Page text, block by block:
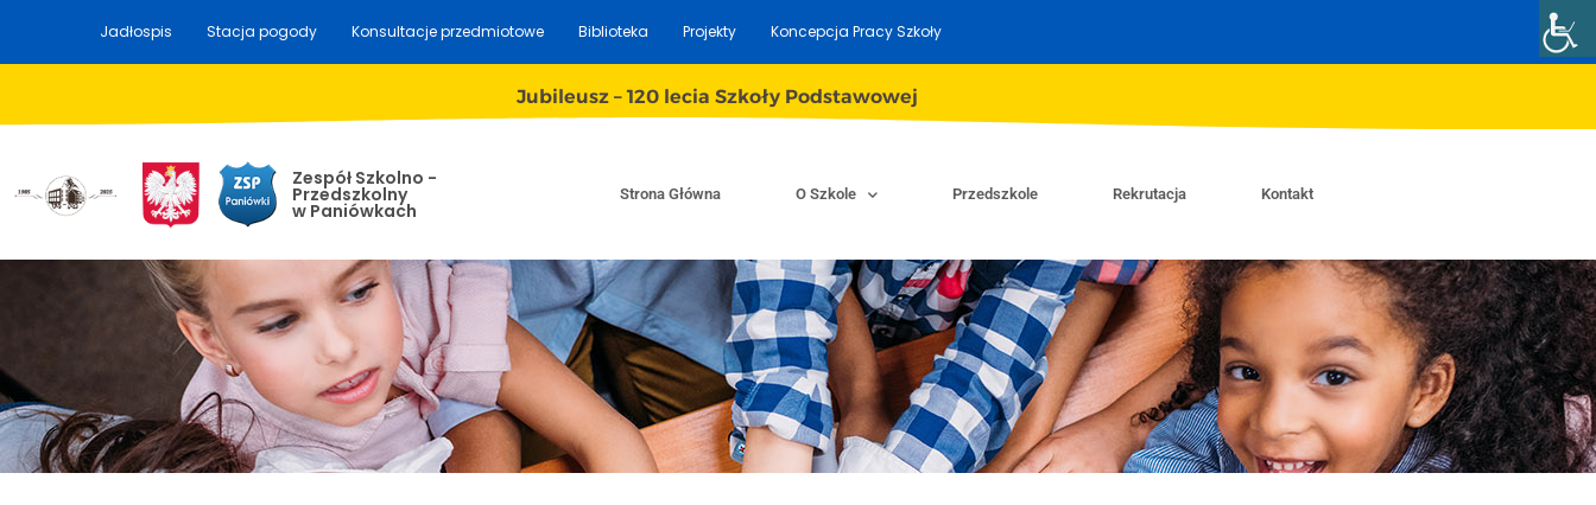
Jadłospis Stacja pogody Konsultacje przedmiotowe Biblioteka Projekty Koncepcja Pracy Szkoły
Jubileusz – 120 lecia Szkoły Podstawowej
Zespół Szkolno -
Przedszkolny
w Paniówkach
Strona Główna O Szkole Przedszkole Rekrutacja Kontakt